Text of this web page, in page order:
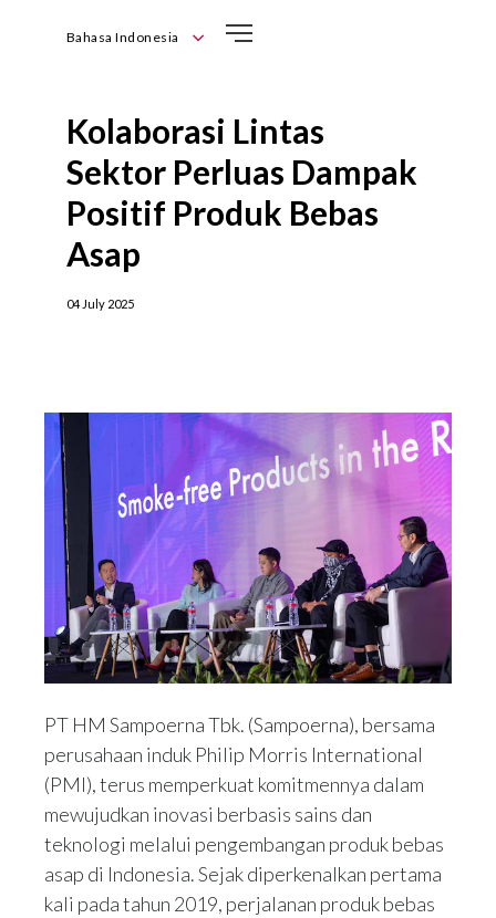
Bahasa Indonesia
Kolaborasi Lintas
Sektor Perluas Dampak
Positif Produk Bebas
Asap
04 July 2025
PT HM Sampoerna Tbk. (Sampoerna), bersama
perusahaan induk Philip Morris International
(PMI), terus memperkuat komitmennya dalam
mewujudkan inovasi berbasis sains dan
teknologi melalui pengembangan produk bebas
asap di Indonesia. Sejak diperkenalkan pertama
kali pada tahun 2019, perjalanan produk bebas